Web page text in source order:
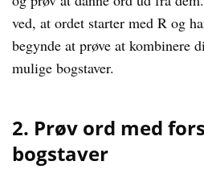
ved, at ordet starter med R og
begynde at prøve at kombinere
mulige bogstaver.
2. Prøv ord med
bogstaver